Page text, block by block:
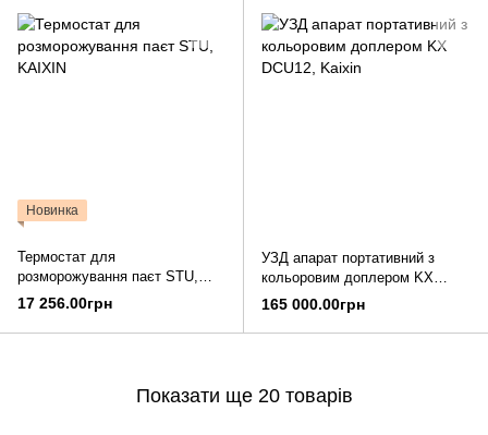
Новинка
Термостат для
розморожування паєт STU,
KAIXIN
17 256.00грн
УЗД апарат портативний з
кольоровим доплером KX
DCU12, Kaixin
165 000.00грн
Показати ще 20 товарів